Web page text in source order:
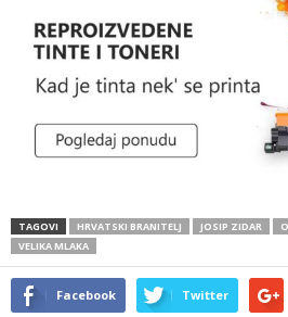
TAGOVI HRVATSKI BRANITELJ JOSIP ZIDAR
VELIKA MLAKA
Facebook Twitter